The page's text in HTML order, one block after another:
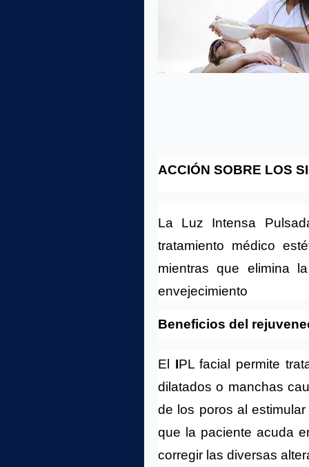
ACCIÓN SOBRE LOS
La Luz Intensa
tratamiento médico
mientras que elimina
envejecimiento
Beneficios del
El IPL facial permite
dilatados o manchas
de los poros al
que la paciente acuda
corregir las diversas